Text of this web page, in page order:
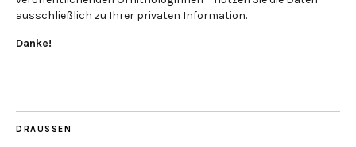
ausschließlich zu Ihrer privaten Information.
Danke!
DRAUSSEN